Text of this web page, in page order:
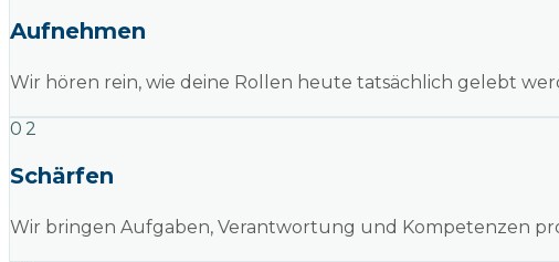
Aufnehmen
Wir hören rein, wie deine Rollen heute tatsächlich gelebt
02
Schärfen
Wir bringen Aufgaben, Verantwortung und Kompetenzen